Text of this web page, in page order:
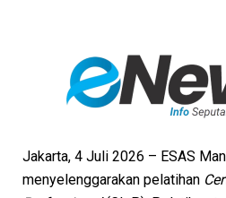
Jakarta, 4 Juli 2026 – ESAS
menyelenggarakan pelatihan